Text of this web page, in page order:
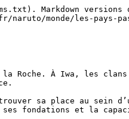
Markdown versions
naruto/monde/les-pays-
la Roche. À Iwa, les
sa place au sein
fondations et la